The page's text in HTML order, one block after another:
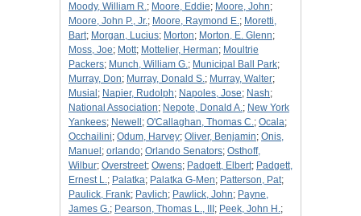
Moody, William R.; Moore, Eddie; Moore, John;
Moore, John P., Jr.; Moore, Raymond E.; Moretti,
Bart; Morgan, Lucius; Morton; Morton, E. Glenn;
Moss, Joe; Mott; Mottelier, Herman; Moultrie
Packers; Munch, William G.; Municipal Ball Park;
Murray, Don; Murray, Donald S.; Murray, Walter;
Musial ; Napier, Rudolph; Napoles, Jose; Nash;
National Association; Nepote, Donald A.; New York
Yankees; Newell ; O'Callaghan, Thomas C.; Ocala;
Occhailini; Odum, Harvey; Oliver, Benjamin; Onis,
Manuel ; orlando; Orlando Senators; Osthoff,
Wilbur; Overstreet; Owens; Padgett, Elbert; Padgett,
Ernest L.; Palatka; Palatka G-Men; Patterson, Pat;
Paulick, Frank; Pavlich; Pawlick, John; Payne,
James G.; Pearson, Thomas L., III ; Peek, John H.;